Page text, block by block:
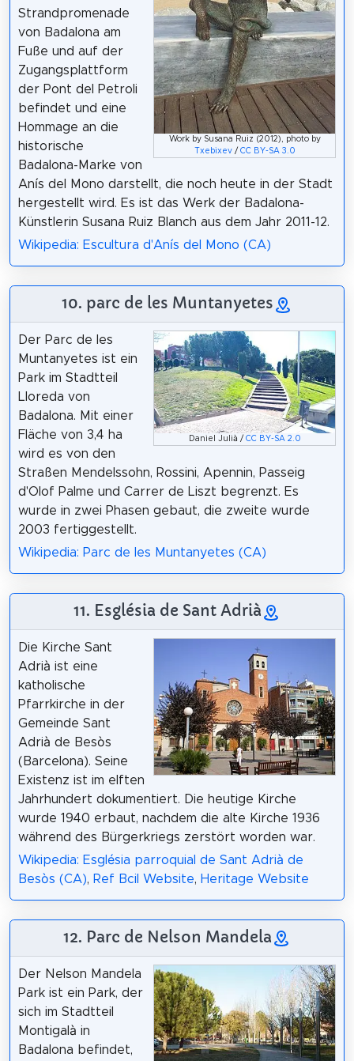
Work by Susana Ruiz (2012), photo by
Txebixev/ CC BY-SA 3.0
Strandpromenade
von Badalona am
Fuße und auf der
Zugangsplattform
der Pont del Petroli
befindet und eine
Hommage an die
historische
Badalona-Marke von
Anís del Mono darstellt, die noch heute in der Stadt
hergestellt wird. Es ist das Werk der Badalona-
Künstlerin Susana Ruiz Blanch aus dem Jahr 2011-12.
Wikipedia: Escultura d'Anís del Mono (CA)
10. parc de les Muntanyetes
Daniel Julià / CC BY-SA 2.0
Der Parc de les
Muntanyetes ist ein
Park im Stadtteil
Lloreda von
Badalona. Mit einer
Fläche von 3,4 ha
wird es von den
Straßen Mendelssohn, Rossini, Apennin, Passeig
d'Olof Palme und Carrer de Liszt begrenzt. Es
wurde in zwei Phasen gebaut, die zweite wurde
2003 fertiggestellt.
Wikipedia: Parc de les Muntanyetes (CA)
11. Església de Sant Adrià
Die Kirche Sant
Adrià ist eine
katholische
Pfarrkirche in der
Gemeinde Sant
Adrià de Besòs
(Barcelona). Seine
Existenz ist im elften
Jahrhundert dokumentiert. Die heutige Kirche
wurde 1940 erbaut, nachdem die alte Kirche 1936
während des Bürgerkriegs zerstört worden war.
Wikipedia: Església parroquial de Sant Adrià de
Besòs (CA), Ref Bcil Website, Heritage Website
12. Parc de Nelson Mandela
Der Nelson Mandela
Park ist ein Park, der
sich im Stadtteil
Montigalà in
Badalona befindet,